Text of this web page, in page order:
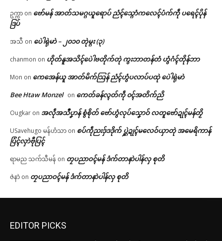
ဥက္ကာ on ဗော်မန် အာတ်သမဂ္ဂယူရောပ် ညံၚ်သ္ဂောံကလေၚ်ပံက်ကဵု ပရေၚ်ပိုန်
ဒြပ်
အသီ on ပေဲါရုဲမာဲ – ၂၀၁၀ တုဲမ္ဂး (၃)
chanmon on ဟိုတ်နူအသိၚ်ပေဲါဗတိုက်တုဲ ကွးဘာတန်တံ ဟွံဂံၚ်တိုန်ဘာ
Mon on ကေအေန်ယူ အာတ်မိက်သြန် ညံၚ်ဟွံပလာပ်ပထုဲ ပေဲါရုဲမာဲ
Bee Htaw Monzel on ကေတ်ခန်လ္ၚတ်ကဵု ၀ၚ်အတိက်ညိ
Ougkar on အလဵုအသဳပၞာန် စွံစိုတ် ဗော်ဟွံလုပ်သၞောဝ် လတူဗော်ဍုၚ်မန်တၟိ
USavehugo မန်ဟံသာ on စပ်ကဵုညးဒှ်ဒဒိုက် ပ္ဋဲဍုၚ်မလေဝ်ယှာတုဲ အမေရိကာန်
ပြံၚ်လှာဲဗီုပြၚ်
ရာမည သက်သီမန် on တၠပညာဝၚ်မန် ဒံက်တာနာဲပါန်လှ စုတိ
ဇဲနာဲ on တၠပညာဝၚ်မန် ဒံက်တာနာဲပါန်လှ စုတိ
EDITOR PICKS